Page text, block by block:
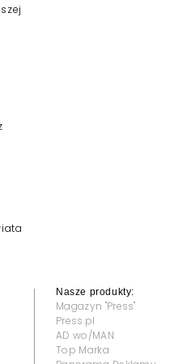
Nasze produkty:
Magazyn "Press"
Press.pl
AD wo/MAN
Top Marka